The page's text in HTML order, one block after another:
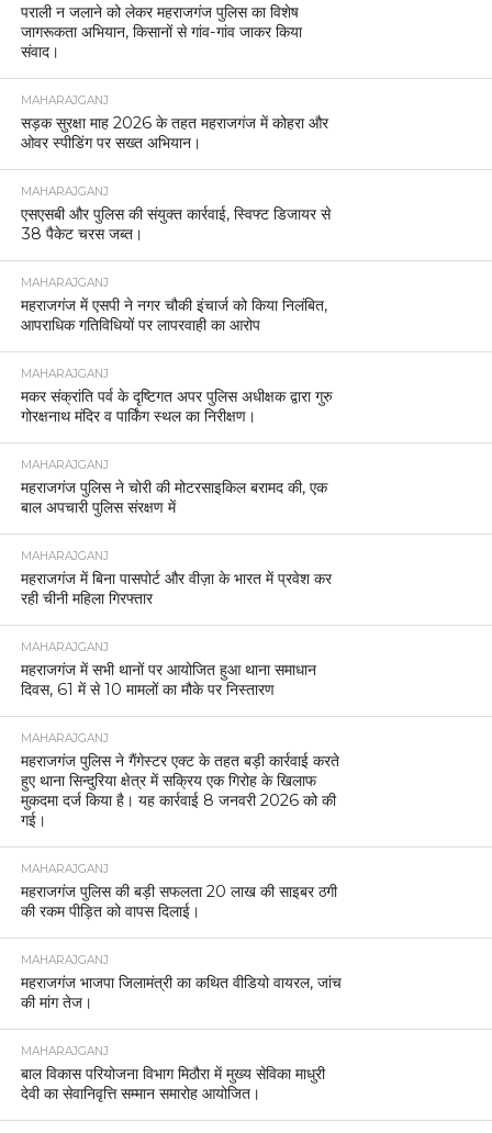
पराली न जलाने को लेकर महराजगंज पुलिस का विशेष
जागरूकता अभियान, किसानों से गांव-गांव जाकर किया
संवाद।
MAHARAJGANJ
सड़क सुरक्षा माह 2026 के तहत महराजगंज में कोहरा और
ओवर स्पीडिंग पर सख्त अभियान।
MAHARAJGANJ
एसएसबी और पुलिस की संयुक्त कार्रवाई, स्विफ्ट डिजायर से
38 पैकेट चरस जब्त।
MAHARAJGANJ
महराजगंज में एसपी ने नगर चौकी इंचार्ज को किया निलंबित,
आपराधिक गतिविधियों पर लापरवाही का आरोप
MAHARAJGANJ
मकर संक्रांति पर्व के दृष्टिगत अपर पुलिस अधीक्षक द्वारा गुरु
गोरक्षनाथ मंदिर व पार्किंग स्थल का निरीक्षण।
MAHARAJGANJ
महराजगंज पुलिस ने चोरी की मोटरसाइकिल बरामद की, एक
बाल अपचारी पुलिस संरक्षण में
MAHARAJGANJ
महराजगंज में बिना पासपोर्ट और वीज़ा के भारत में प्रवेश कर
रही चीनी महिला गिरफ्तार
MAHARAJGANJ
महराजगंज में सभी थानों पर आयोजित हुआ थाना समाधान
दिवस, 61 में से 10 मामलों का मौके पर निस्तारण
MAHARAJGANJ
महराजगंज पुलिस ने गैंगेस्टर एक्ट के तहत बड़ी कार्रवाई करते
हुए थाना सिन्दुरिया क्षेत्र में सक्रिय एक गिरोह के खिलाफ
मुकदमा दर्ज किया है। यह कार्रवाई 8 जनवरी 2026 को की
गई।
MAHARAJGANJ
महराजगंज पुलिस की बड़ी सफलता 20 लाख की साइबर ठगी
की रकम पीड़ित को वापस दिलाई।
MAHARAJGANJ
महराजगंज भाजपा जिलामंत्री का कथित वीडियो वायरल, जांच
की मांग तेज।
MAHARAJGANJ
बाल विकास परियोजना विभाग मिठौरा में मुख्य सेविका माधुरी
देवी का सेवानिवृत्ति सम्मान समारोह आयोजित।